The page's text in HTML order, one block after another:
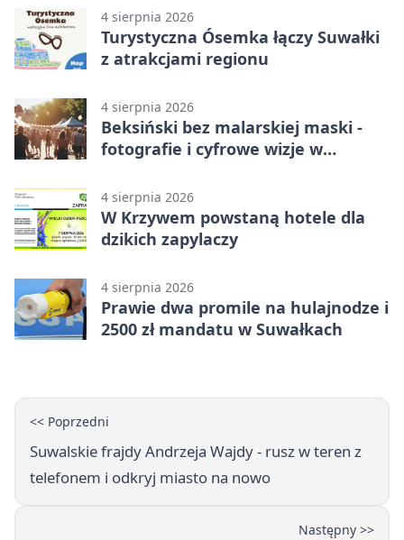
4 sierpnia 2026
Turystyczna Ósemka łączy Suwałki
z atrakcjami regionu
4 sierpnia 2026
Beksiński bez malarskiej maski -
fotografie i cyfrowe wizje w
4 sierpnia 2026
W Krzywem powstaną hotele dla
dzikich zapylaczy
4 sierpnia 2026
Prawie dwa promile na hulajnodze i
2500 zł mandatu w Suwałkach
<< Poprzedni
Suwalskie frajdy Andrzeja Wajdy - rusz w teren z
telefonem i odkryj miasto na nowo
Następny >>